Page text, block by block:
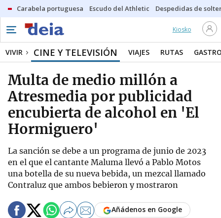
Carabela portuguesa Escudo del Athletic Despedidas de
Kiosko
VIVIR CINE Y TELEVISIÓN VIAJES RUTAS
Multa de medio millón a
Atresmedia por publicidad
encubierta de alcohol en 'El
Hormiguero'
La sanción se debe a un programa de junio de 2023
en el que el cantante Maluma llevó a Pablo Motos
una botella de su nueva bebida, un mezcal llamado
Contraluz que ambos bebieron y mostraron
Añádenos en Google